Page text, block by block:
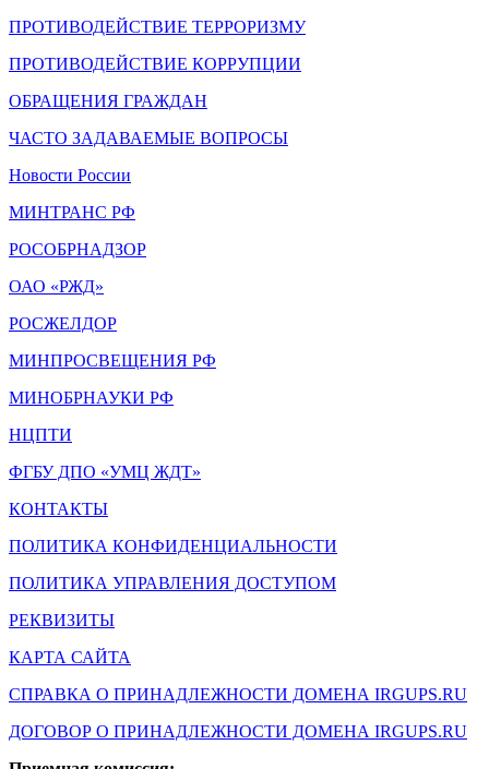
ПРОТИВОДЕЙСТВИЕ ТЕРРОРИЗМУ
ПРОТИВОДЕЙСТВИЕ КОРРУПЦИИ
ОБРАЩЕНИЯ ГРАЖДАН
ЧАСТО ЗАДАВАЕМЫЕ ВОПРОСЫ
Новости России
МИНТРАНС РФ
РОСОБРНАДЗОР
ОАО «РЖД»
РОСЖЕЛДОР
МИНПРОСВЕЩЕНИЯ РФ
МИНОБРНАУКИ РФ
НЦПТИ
ФГБУ ДПО «УМЦ ЖДТ»
КОНТАКТЫ
ПОЛИТИКА КОНФИДЕНЦИАЛЬНОСТИ
ПОЛИТИКА УПРАВЛЕНИЯ ДОСТУПОМ
РЕКВИЗИТЫ
КАРТА САЙТА
СПРАВКА О ПРИНАДЛЕЖНОСТИ ДОМЕНА IRGUPS.RU
ДОГОВОР О ПРИНАДЛЕЖНОСТИ ДОМЕНА IRGUPS.RU